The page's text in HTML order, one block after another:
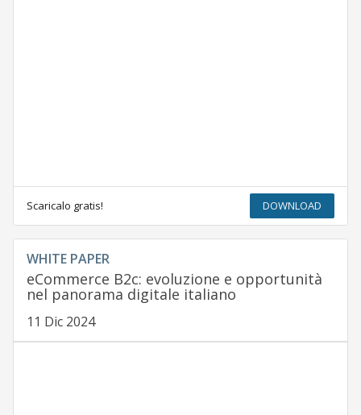
Scaricalo gratis! DOWNLOAD
WHITE PAPER
eCommerce B2c: evoluzione e opportunità
nel panorama digitale italiano
11 Dic 2024